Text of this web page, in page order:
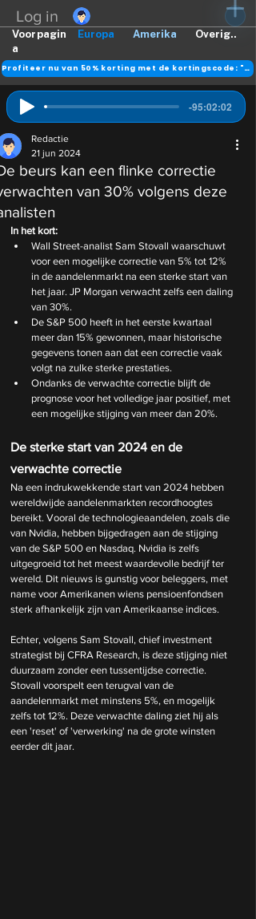
Log in
Europa Amerika Overig..
Voorpagin
a
Profiteer nu van 50% korting met de kortingscode: "DANK"
-95:02:02
beurs kan een flinke correctie
van 30% volgens deze
Redactie
21 jun 2024
In het kort:
Wall Street-analist Sam Stovall waarschuwt
voor een mogelijke correctie van 5% tot 12%
in de aandelenmarkt na een sterke start van
het jaar. JP Morgan verwacht zelfs een daling
van 30%.
De S&P 500 heeft in het eerste kwartaal
meer dan 15% gewonnen, maar historische
gegevens tonen aan dat een correctie vaak
volgt na zulke sterke prestaties.
Ondanks de verwachte correctie blijft de
prognose voor het volledige jaar positief, met
een mogelijke stijging van meer dan 20%.
De sterke start van 2024 en de
verwachte correctie
Na een indrukwekkende start van 2024 hebben
wereldwijde aandelenmarkten recordhoogtes
bereikt. Vooral de technologieaandelen, zoals die
van Nvidia, hebben bijgedragen aan de stijging
van de S&P 500 en Nasdaq. Nvidia is zelfs
uitgegroeid tot het meest waardevolle bedrijf ter
wereld. Dit nieuws is gunstig voor beleggers, met
name voor Amerikanen wiens pensioenfondsen
sterk afhankelijk zijn van Amerikaanse indices.
Echter, volgens Sam Stovall, chief investment
strategist bij CFRA Research, is deze stijging niet
duurzaam zonder een tussentijdse correctie.
Stovall voorspelt een terugval van de
aandelenmarkt met minstens 5%, en mogelijk
zelfs tot 12%. Deze verwachte daling ziet hij als
een 'reset' of 'verwerking' na de grote winsten
eerder dit jaar.